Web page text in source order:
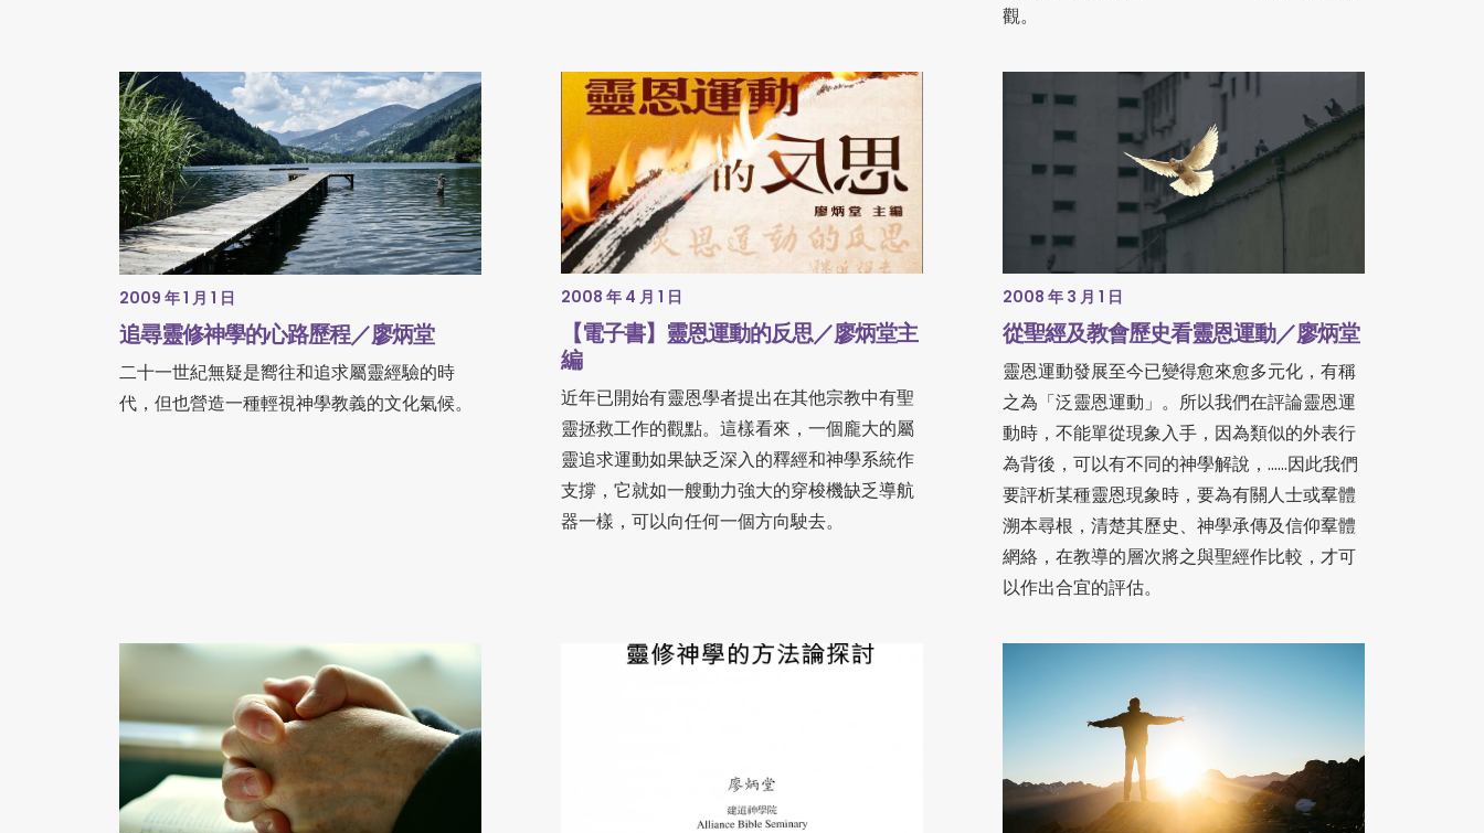
觀。
2009 年 1 月 1 日
追尋靈修神學的心路歷程／廖炳堂
二十一世紀無疑是嚮往和追求屬靈經驗的時
代，但也營造一種輕視神學教義的文化氣候。
2008 年 4 月 1 日
【電子書】靈恩運動的反思／廖炳堂主
編
近年已開始有靈恩學者提出在其他宗教中有聖
靈拯救工作的觀點。這樣看來，一個龐大的屬
靈追求運動如果缺乏深入的釋經和神學系統作
支撐，它就如一艘動力強大的穿梭機缺乏導航
器一樣，可以向任何一個方向駛去。
2008 年 3 月 1 日
從聖經及教會歷史看靈恩運動／廖炳堂
靈恩運動發展至今已變得愈來愈多元化，有稱
之為「泛靈恩運動」。所以我們在評論靈恩運
動時，不能單從現象入手，因為類似的外表行
為背後，可以有不同的神學解說，......因此我們
要評析某種靈恩現象時，要為有關人士或羣體
溯本尋根，清楚其歷史、神學承傳及信仰羣體
網絡，在教導的層次將之與聖經作比較，才可
以作出合宜的評估。